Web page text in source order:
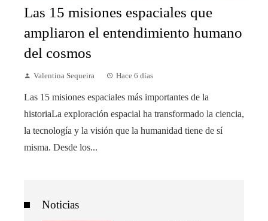
Las 15 misiones espaciales que
ampliaron el entendimiento humano
del cosmos
Valentina Sequeira Hace 6 días
Las 15 misiones espaciales más importantes de la
historiaLa exploración espacial ha transformado la ciencia,
la tecnología y la visión que la humanidad tiene de sí
misma. Desde los...
Noticias